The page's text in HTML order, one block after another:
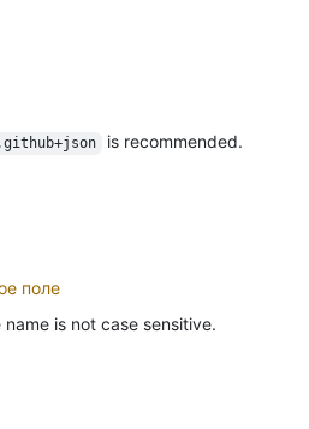
is recommended.
поле
is not case sensitive.